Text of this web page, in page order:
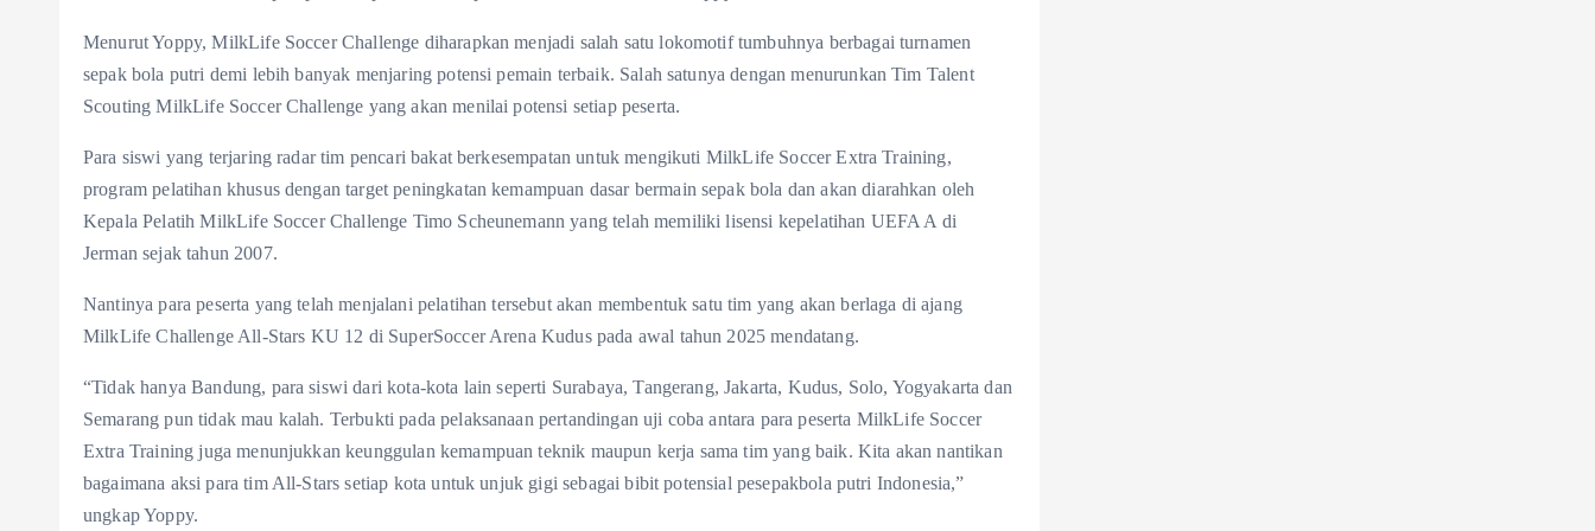
Menurut Yoppy, MilkLife Soccer Challenge diharapkan menjadi salah satu lokomotif tumbuhnya berbagai turnamen
sepak bola putri demi lebih banyak menjaring potensi pemain terbaik. Salah satunya dengan menurunkan Tim Talent
Scouting MilkLife Soccer Challenge yang akan menilai potensi setiap peserta.
Para siswi yang terjaring radar tim pencari bakat berkesempatan untuk mengikuti MilkLife Soccer Extra Training,
program pelatihan khusus dengan target peningkatan kemampuan dasar bermain sepak bola dan akan diarahkan oleh
Kepala Pelatih MilkLife Soccer Challenge Timo Scheunemann yang telah memiliki lisensi kepelatihan UEFA A di
Jerman sejak tahun 2007.
Nantinya para peserta yang telah menjalani pelatihan tersebut akan membentuk satu tim yang akan berlaga di ajang
MilkLife Challenge All-Stars KU 12 di SuperSoccer Arena Kudus pada awal tahun 2025 mendatang.
“Tidak hanya Bandung, para siswi dari kota-kota lain seperti Surabaya, Tangerang, Jakarta, Kudus, Solo, Yogyakarta dan
Semarang pun tidak mau kalah. Terbukti pada pelaksanaan pertandingan uji coba antara para peserta MilkLife Soccer
Extra Training juga menunjukkan keunggulan kemampuan teknik maupun kerja sama tim yang baik. Kita akan nantikan
bagaimana aksi para tim All-Stars setiap kota untuk unjuk gigi sebagai bibit potensial pesepakbola putri Indonesia,”
ungkap Yoppy.